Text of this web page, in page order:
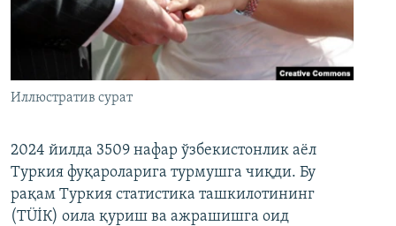
Иллюстратив сурат
2024 йилда 3509 нафар ўзбекистонлик аёл
Туркия фуқароларига турмушга чиқди. Бу
рақам Туркия статистика ташкилотининг
(ТÜİК) оила қуриш ва ажрашишга оид